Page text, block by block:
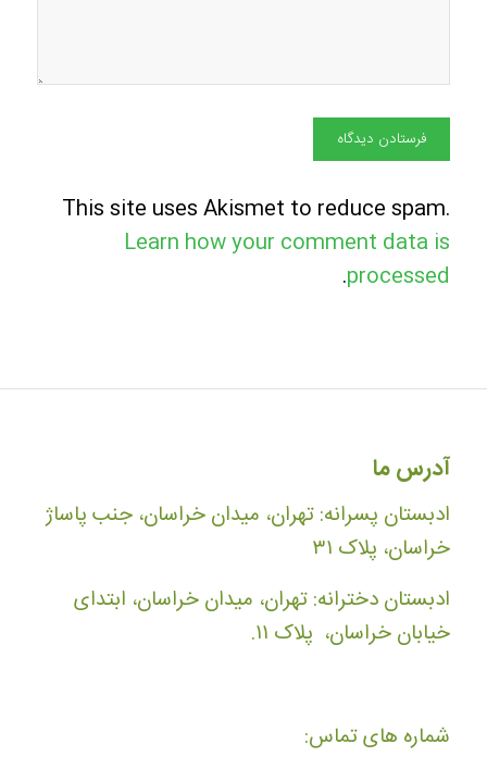
This site uses Akismet to reduce spam.
Learn how your comment data is
processed
.
آدرس ما
ادبستان پسرانه: تهران، میدان خراسان، جنب پاساژ
خراسان، پلاک ۳۱
ادبستان دخترانه: تهران، میدان خراسان، ابتدای
خیابان خراسان، پلاک ۱۱.
شماره های تماس: